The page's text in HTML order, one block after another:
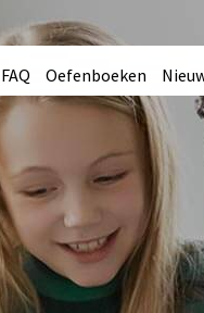
FAQ Oefenboeken